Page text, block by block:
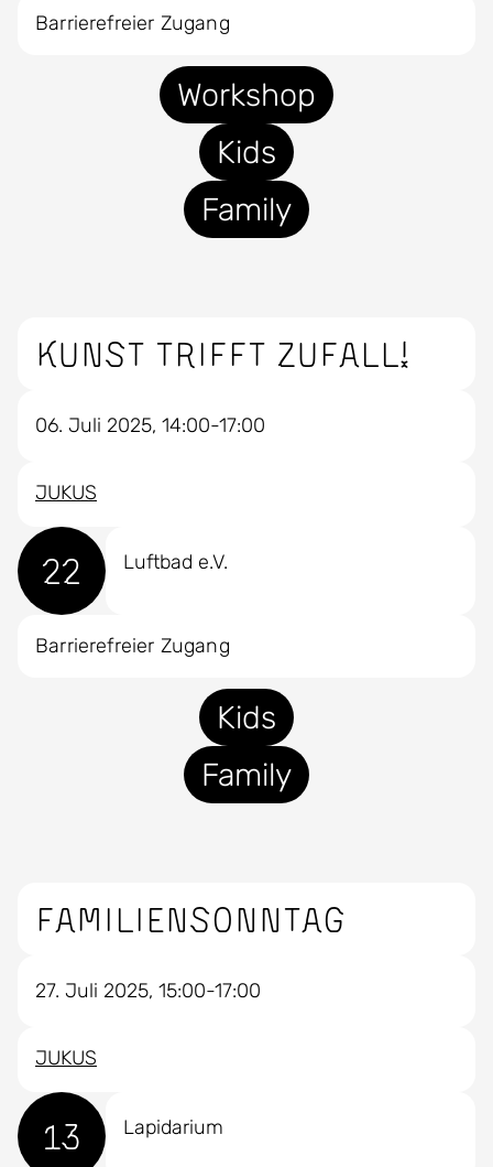
Workshop
Kids
Family
Barrierefreier Zugang
06. Juli 2025, 14:00-17:00
Kunst trifft Zufall!
Kids
Family
JUKUS
22 Luftbad e.V.
Barrierefreier Zugang
27. Juli 2025, 15:00-17:00
Familiensonntag
JUKUS
13 Lapidarium